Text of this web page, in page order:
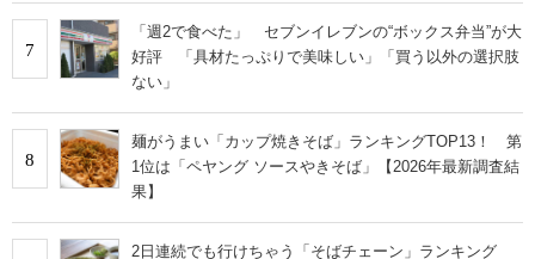
7
「週2で食べた」 セブンイレブンの“ボックス弁当”が大
好評 「具材たっぷりで美味しい」「買う以外の選択肢
ない」
8
麺がうまい「カップ焼きそば」ランキングTOP13！ 第
1位は「ペヤング ソースやきそば」【2026年最新調査結
果】
2日連続でも行けちゃう「そばチェーン」ランキング